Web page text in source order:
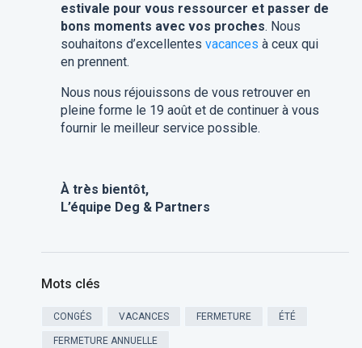
estivale pour vous ressourcer et passer de
bons moments avec vos proches. Nous
souhaitons d’excellentes vacances à ceux qui
en prennent.
Nous nous réjouissons de vous retrouver en
pleine forme le 19 août et de continuer à vous
fournir le meilleur service possible.
À très bientôt,
L’équipe Deg & Partners
Mots clés
CONGÉS VACANCES FERMETURE ÉTÉ
FERMETURE ANNUELLE